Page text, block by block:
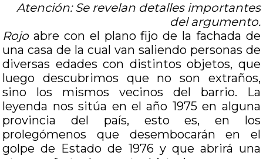
Atención: Se revelan detalles importantes
del argumento.
Rojoabre con el plano fijo de la fachada de
una casa de la cual van saliendo personas de
diversas edades con distintos objetos, que
luego descubrimos que no son extraños,
sino los mismos vecinos del barrio. La
leyenda nos sitúa en el año 1975 en alguna
provincia del país, esto es, en los
prolegómenos que desembocarán en el
golpe de Estado de 1976 y que abrirá una